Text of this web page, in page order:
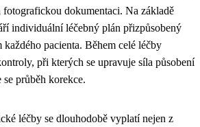
dokumentaci. Na základě
individuální léčebný plán přizpůsobený
pacienta. Během celé léčby
při kterých se upravuje síla působení
průběh korekce.
léčby se dlouhodobě vyplatí nejen z